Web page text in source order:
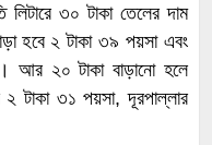
৩০ টাকা তেলের দাম
হবে ২ টাকা ৩৯ পয়সা এবং
আর ২০ টাকা বাড়ানো হলে
২ টাকা ৩১ পয়সা, দূরপাল্লার